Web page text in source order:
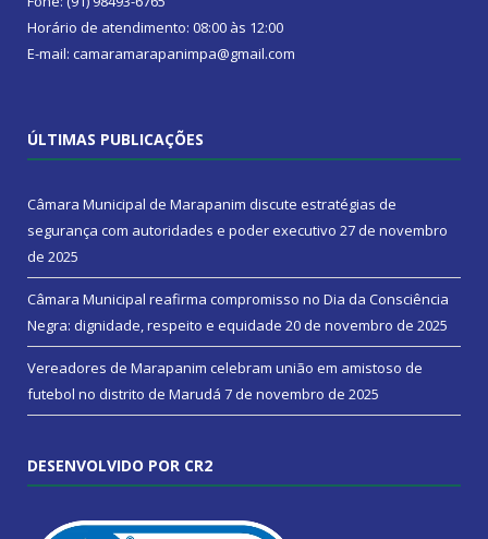
Horário de atendimento: 08:00 às 12:00
E-mail: camaramarapanimpa@gmail.com
ÚLTIMAS PUBLICAÇÕES
Câmara Municipal de Marapanim discute estratégias de
segurança com autoridades e poder executivo 27 de novembro
de 2025
Câmara Municipal reafirma compromisso no Dia da Consciência
Negra: dignidade, respeito e equidade 20 de novembro de 2025
Vereadores de Marapanim celebram união em amistoso de
futebol no distrito de Marudá 7 de novembro de 2025
DESENVOLVIDO POR CR2